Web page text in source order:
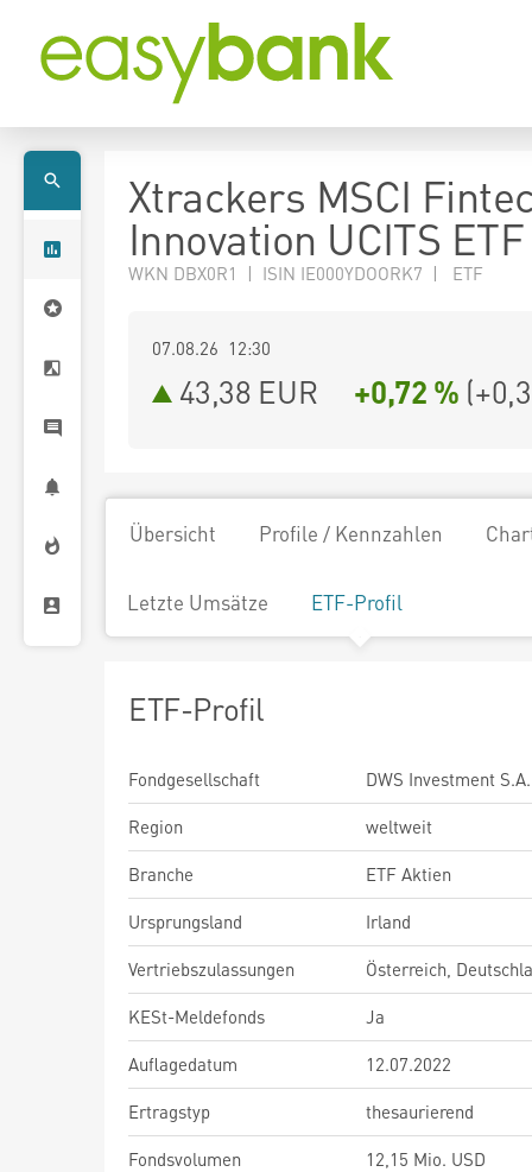
Xtrackers MSCI
Innovation UCITS
WKN DBX0R1 | ISIN IE000YDOORK7 | ETF
07.08.26 12:30
43,38 EUR +0,72 % (
Übersicht Profile / Kennzahlen
Letzte Umsätze ETF-Profil
ETF-Profil
Fondgesellschaft
DWS Investment S.A.
Region
weltweit
Branche
ETF Aktien
Ursprungsland
Irland
Vertriebszulassungen
Österreich,
KESt-Meldefonds
Ja
Auflagedatum
12.07.2022
Ertragstyp
thesaurierend
Fondsvolumen
12,15 Mio. USD